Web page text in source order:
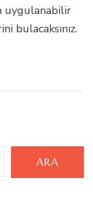
uygulanabilir
bulacaksınız.
ARA